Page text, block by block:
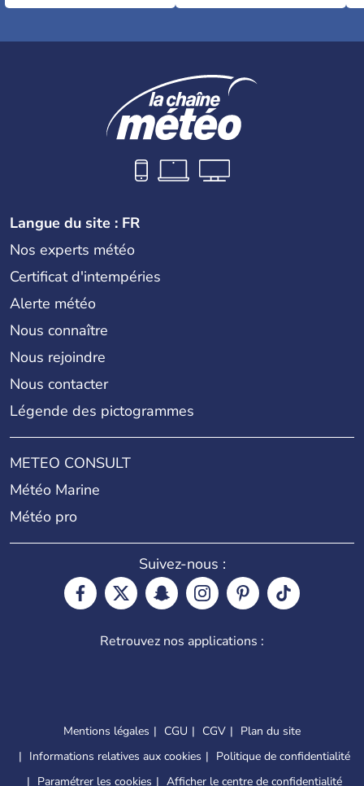
Langue du site : FR
Nos experts météo
Certificat d'intempéries
Alerte météo
Nous connaître
Nous rejoindre
Nous contacter
Légende des pictogrammes
METEO CONSULT
Météo Marine
Météo pro
Suivez-nous :
Retrouvez nos applications :
Mentions légales CGU CGV
Plan du site
Informations relatives aux cookies
Politique de confidentialité
Paramétrer les cookies
Afficher le centre de confidentialité